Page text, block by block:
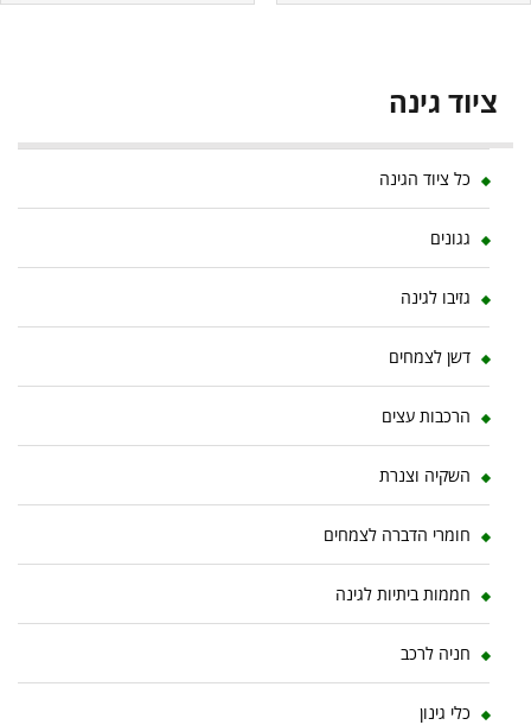
ציוד גינה
כל ציוד הגינה
גגונים
גזיבו לגינה
דשן לצמחים
הרכבות עצים
השקיה וצנרת
חומרי הדברה לצמחים
חממות ביתיות לגינה
חניה לרכב
כלי גינון